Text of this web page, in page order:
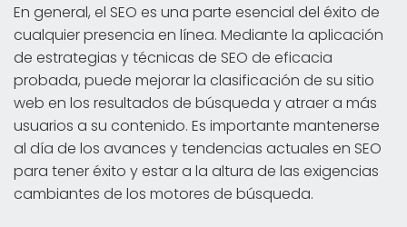
En general, el SEO es una parte esencial del éxito de
cualquier presencia en línea. Mediante la aplicación
de estrategias y técnicas de SEO de eficacia
probada, puede mejorar la clasificación de su sitio
web en los resultados de búsqueda y atraer a más
usuarios a su contenido. Es importante mantenerse
al día de los avances y tendencias actuales en SEO
para tener éxito y estar a la altura de las exigencias
cambiantes de los motores de búsqueda.